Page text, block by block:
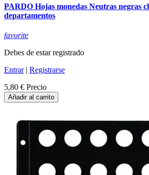
PARDO Hojas monedas Neutras negras
departamentos
favorite
Debes de estar registrado
Entrar| Registrarse
5,80 € Precio
Añadir al carrito